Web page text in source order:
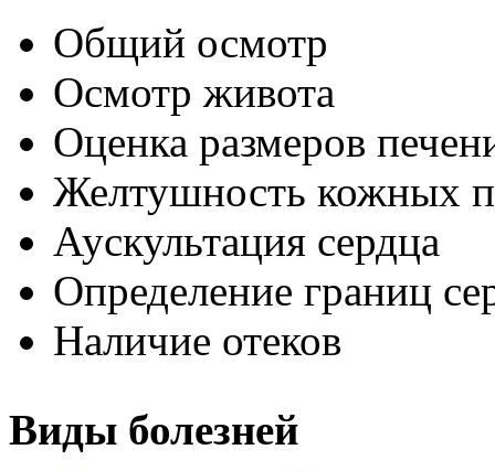
Общий осмотр
Осмотр живота
Оценка размеров
Желтушность кожных
Аускультация сердца
Определение границ
Наличие отеков
Виды болезней